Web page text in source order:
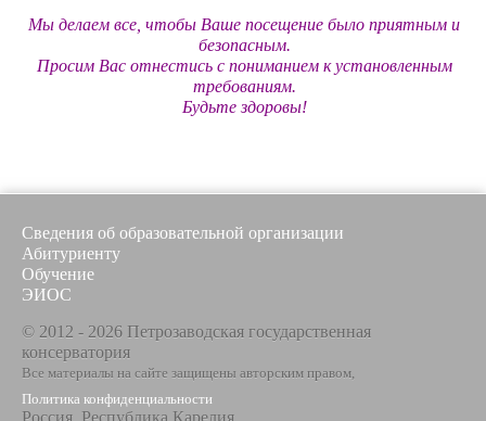
Мы делаем все, чтобы Ваше посещение было приятным и
безопасным.
Просим Вас отнестись с пониманием к установленным
требованиям.
Будьте здоровы!
Сведения об образовательной организации
Абитуриенту
Обучение
ЭИОС
© 2012 - 2026 Петрозаводская государственная
консерватория
Все материалы на сайте защищены авторским правом,
Политика конфиденциальности